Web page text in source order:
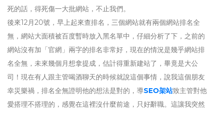
死的話，得死傷一大批網站，不止我們。
後來12月20號，早上起來查排名，三個網站就有兩個網站排名全
無，網站大面積被百度暫時放入黑名單中，仔細分析了下，之前的
網站沒有加「官網」兩字的排名非常好，現在的情況是幾乎網站排
名全無，未來幾個月想拿提成，估計得重新建站了，畢竟是大公
司！現在有人跟主管喝酒聊天的時候就說這個事情，說我這個朋友
幸災樂禍，排名全無證明他的想法是對的，導SEO架站致主管對他
愛搭理不搭理的，感覺在這裡沒什麼前途，只好辭職。這讓我突然